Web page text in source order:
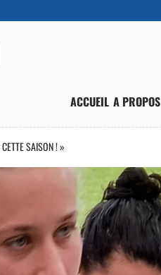
ACCUEIL A PROPOS
SAISON ! »